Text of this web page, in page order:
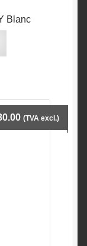
Blanc
(TVA excl.)